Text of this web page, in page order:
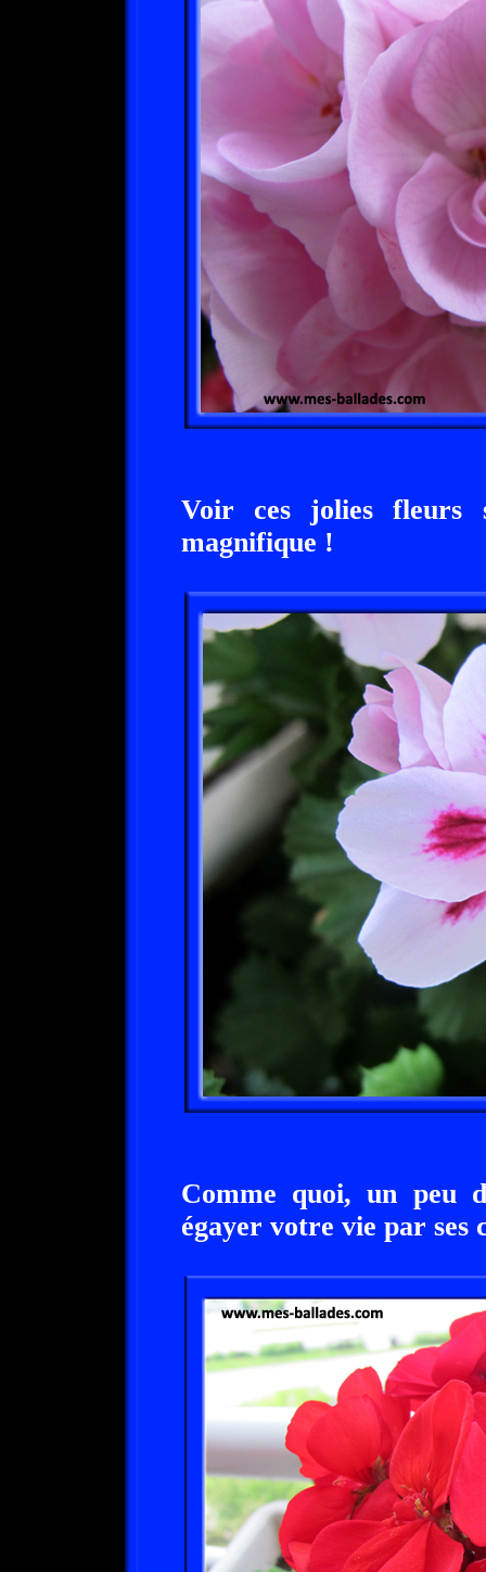
Voir ces jolies fleurs
magnifique !
Comme quoi, un peu
égayer votre vie par ses